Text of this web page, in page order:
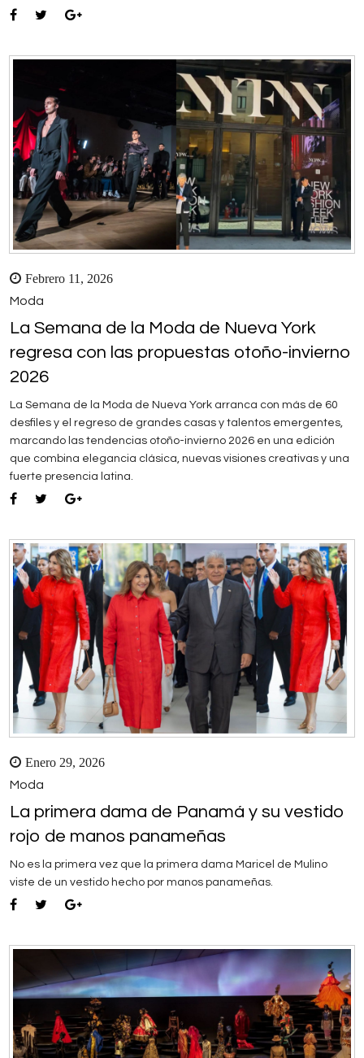
Febrero 11, 2026
Moda
La Semana de la Moda de Nueva York
regresa con las propuestas otoño-invierno
2026
La Semana de la Moda de Nueva York arranca con más de 60
desfiles y el regreso de grandes casas y talentos emergentes,
marcando las tendencias otoño-invierno 2026 en una edición
que combina elegancia clásica, nuevas visiones creativas y una
fuerte presencia latina.
Enero 29, 2026
Moda
La primera dama de Panamá y su vestido
rojo de manos panameñas
No es la primera vez que la primera dama Maricel de Mulino
viste de un vestido hecho por manos panameñas.